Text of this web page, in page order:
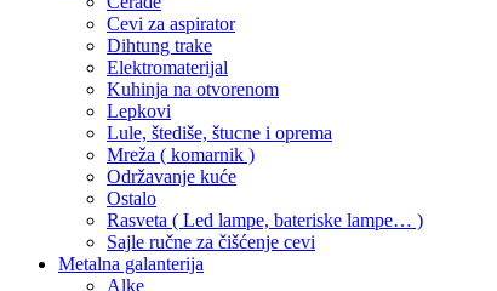
Cevi za aspirator
Dihtung trake
Elektromaterijal
Kuhinja na otvorenom
Lepkovi
Lule, štediše, štucne i oprema
Mreža ( komarnik )
Održavanje kuće
Ostalo
Rasveta ( Led lampe, bateriske lampe… )
Sajle ručne za čišćenje cevi
Metalna galanterija
Alke